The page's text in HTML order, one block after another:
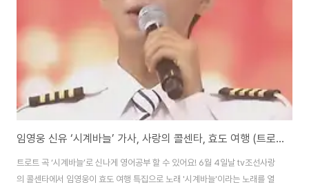
임영웅 신유 ‘시계바늘’ 가사, 사랑의 콜센타, 효도 여행 (트로트 가사 영어 해석)
트로트 곡 ‘시계바늘’로 신나게 영어공부 할 수 있어요! 6월 4일날 tv조선사랑
의 콜센타에서 임영웅이 효도 여행 특집으로 노래 '시계바늘'이라는 노래를 열